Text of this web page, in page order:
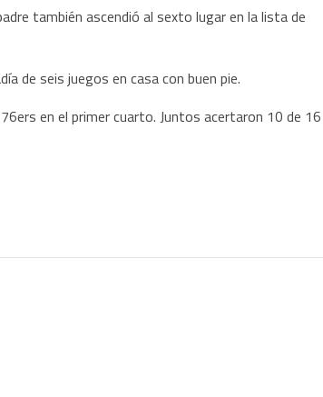
también ascendió al sexto lugar en la lista de
de seis juegos en casa con buen pie.
en el primer cuarto. Juntos acertaron 10 de 16